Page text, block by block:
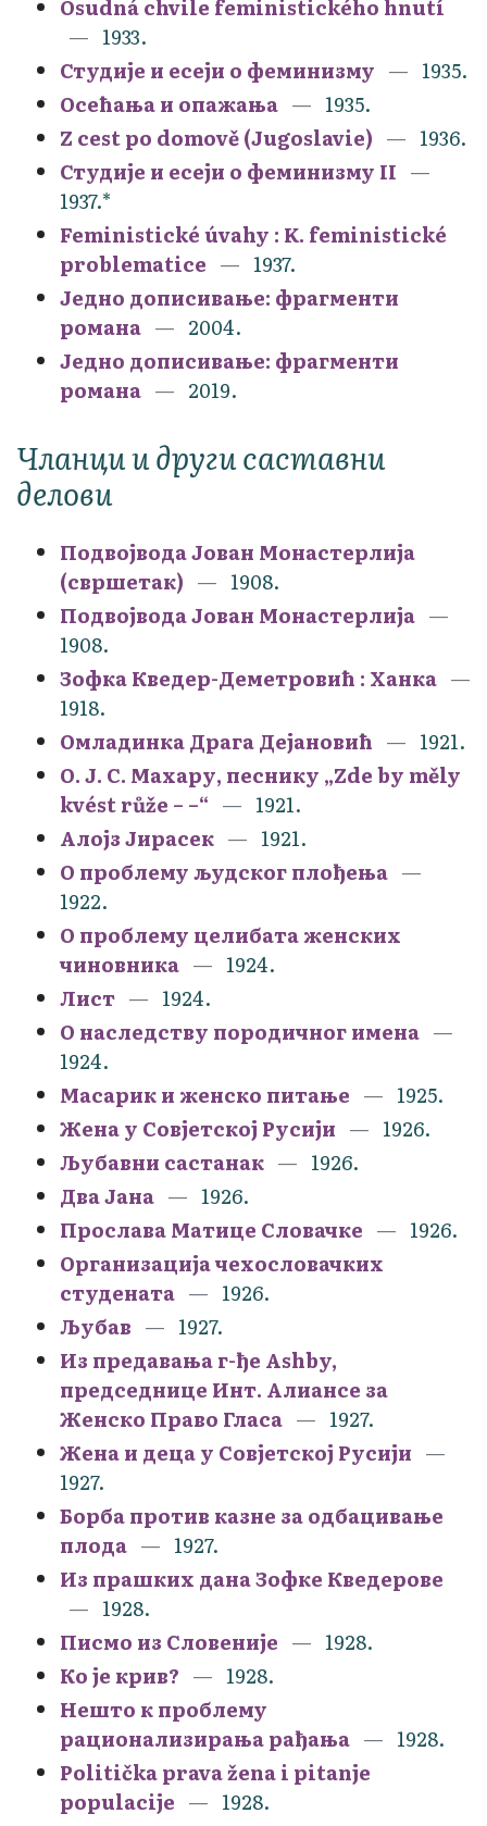
Osudná chvile feministického hnutí
1933.
Студије и есеји о феминизму
1935.
Осећања и опажања
1935.
Z cest po domově (Jugoslavie)
1936.
Студије и есеји о феминизму II
1937.*
Feministické úvahy : K. feministické
problematice
1937.
Једно дописивање: фрагменти
романа
2004.
Једно дописивање: фрагменти
романа
2019.
Чланци и други саставни
делови
Подвојвода Јован Монастерлија
(свршетак)
1908.
Подвојвода Јован Монастерлија
1908.
Зофка Кведер-Деметровић : Ханка
1918.
Омладинка Драга Дејановић
1921.
О. Ј. С. Махару, песнику „Zde by měly
kvést růže – –“
1921.
Алојз Јирасек
1921.
О проблему људског плођења
1922.
О проблему целибата женских
чиновника
1924.
Лист
1924.
О наследству породичног имена
1924.
Масарик и женско питање
1925.
Жена у Совјетској Русији
1926.
Љубавни састанак
1926.
Два Јана
1926.
Прослава Матице Словачке
1926.
Организација чехословачких
студената
1926.
Љубав
1927.
Из предавања г-ђе Ashby,
председнице Инт. Алиансе за
Женско Право Гласа
1927.
Жена и деца у Совјетској Русији
1927.
Борба против казне за одбацивање
плода
1927.
Из прашких дана Зофке Кведерове
1928.
Писмо из Словеније
1928.
Ко је крив?
1928.
Нешто к проблему
рационализирања рађања
1928.
Politička prava žena i pitanje
populacije
1928.